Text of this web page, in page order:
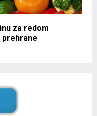
za redom
prehrane